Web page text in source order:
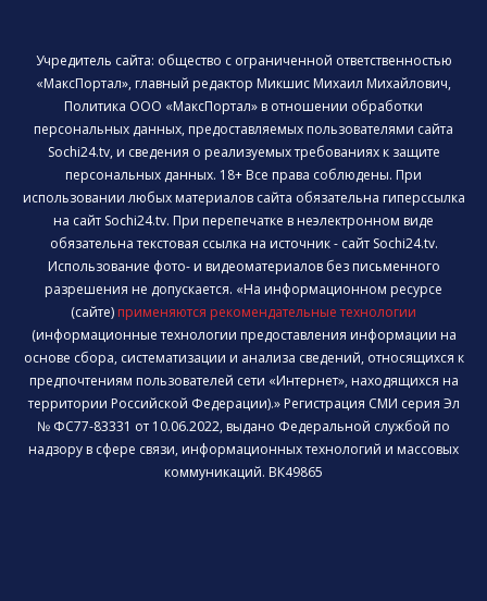
Учредитель сайта: общество с ограниченной ответственностью
«МаксПортал», главный редактор Микшис Михаил Михайлович,
Политика ООО «МаксПортал» в отношении обработки
персональных данных, предоставляемых пользователями сайта
Sochi24.tv, и сведения о реализуемых требованиях к защите
персональных данных. 18+ Все права соблюдены. При
использовании любых материалов сайта обязательна гиперссылка
на сайт Sochi24.tv. При перепечатке в неэлектронном виде
обязательна текстовая ссылка на источник - сайт Sochi24.tv.
Использование фото- и видеоматериалов без письменного
разрешения не допускается. «На информационном ресурсе
(сайте) применяются рекомендательные технологии
(информационные технологии предоставления информации на
основе сбора, систематизации и анализа сведений, относящихся к
предпочтениям пользователей сети «Интернет», находящихся на
территории Российской Федерации).» Регистрация СМИ серия Эл
№ ФС77-83331 от 10.06.2022, выдано Федеральной службой по
надзору в сфере связи, информационных технологий и массовых
коммуникаций. ВК49865